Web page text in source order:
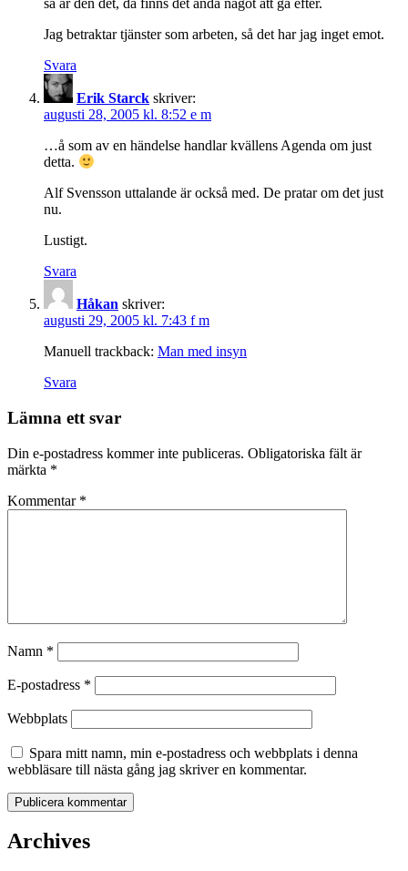
Jag betraktar tjänster som arbeten, så det har jag inget emot.
Svara
Erik Starck skriver:
augusti 28, 2005 kl. 8:52 e m
…å som av en händelse handlar kvällens Agenda om just
detta.
Alf Svensson uttalande är också med. De pratar om det just
nu.
Lustigt.
Svara
Håkan skriver:
augusti 29, 2005 kl. 7:43 f m
Manuell trackback: Man med insyn
Svara
Lämna ett svar
Din e-postadress kommer inte publiceras. Obligatoriska fält är
märkta *
Kommentar *
Namn *
E-postadress *
Webbplats
Spara mitt namn, min e-postadress och webbplats i denna
webbläsare till nästa gång jag skriver en kommentar.
Archives